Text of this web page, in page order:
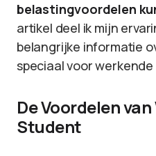
belastingvoordelen
artikel deel ik mijn
belangrijke informatie
speciaal voor
De Voordelen
Student